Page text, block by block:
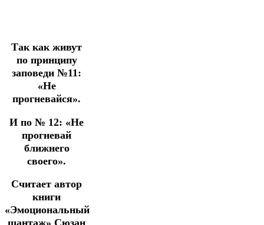
Так как живут
по принципу
заповеди №11:
«Не
прогневайся».
И по № 12: «Не
прогневай
ближнего
своего».
Считает автор
книги
«Эмоциональный